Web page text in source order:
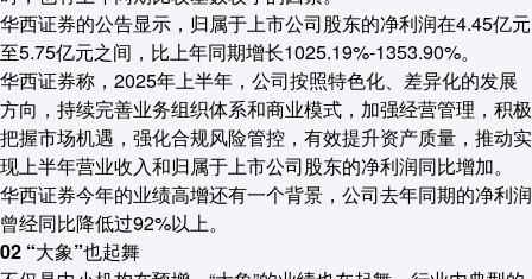
华西证券的公告显示，归属于上市公司股东的净利润在4.45亿元
至5.75亿元之间，比上年同期增长1025.19%-1353.90%。
华西证券称，2025年上半年，公司按照特色化、差异化的发展
方向，持续完善业务组织体系和商业模式，加强经营管理，积极
把握市场机遇，强化合规风险管控，有效提升资产质量，推动实
现上半年营业收入和归属于上市公司股东的净利润同比增加。
华西证券今年的业绩高增还有一个背景，公司去年同期的净利润
曾经同比降低过92%以上。
02 “大象”也起舞